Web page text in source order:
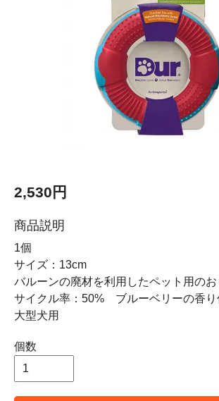
2,530円
商品説明
1個
サイズ：13cm
バルーンの廃材を利用したペット用のお
サイクル率：50% ブルーベリーの香
大型犬用
個数